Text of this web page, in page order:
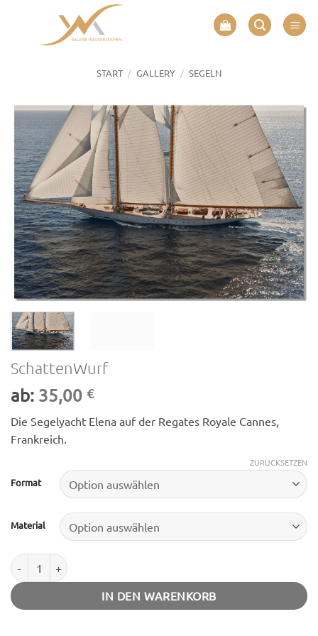
springen
START / GALLERY / SEGELN
SchattenWurf
ab: 35,00 €
Die Segelyacht Elena auf der Regates Royale Cannes,
Frankreich.
Format
Material
ZURÜCKSETZEN
SchattenWurf Menge
IN DEN WARENKORB